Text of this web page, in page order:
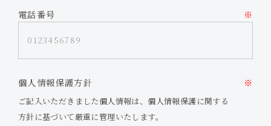
電話番号 ※
個人情報保護方針 ※
ご記入いただきました個人情報は、個人情報保護に関する
方針に基づいて厳重に管理いたします。